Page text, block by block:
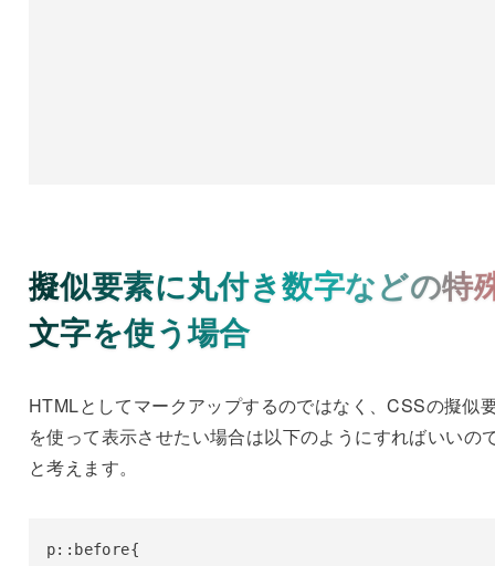
擬似要素に丸付き数字などの特
文字を使う場合
HTMLとしてマークアップするのではなく、CSSの擬似
を使って表示させたい場合は以下のようにすればいいの
と考えます。
p::before{